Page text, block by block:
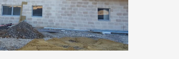
EPHAD Bollène